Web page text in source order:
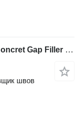
TICAB Crack Sealer / Asphalt and Concret Gap Filler from Manufacturer
швов